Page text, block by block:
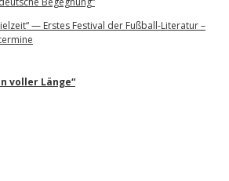
— Erstes Festival der Fußball-Literatur –
voller Länge“